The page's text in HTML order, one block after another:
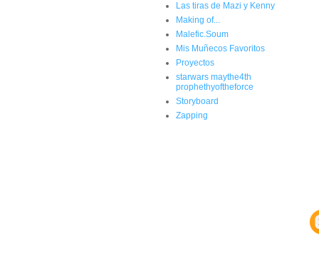
Las tiras de Mazi y Kenny
Making of...
Malefic.Soum
Mis Muñecos Favoritos
Proyectos
starwars maythe4th
prophethyoftheforce
Storyboard
Zapping